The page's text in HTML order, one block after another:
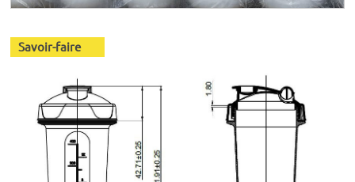
Savoir-faire